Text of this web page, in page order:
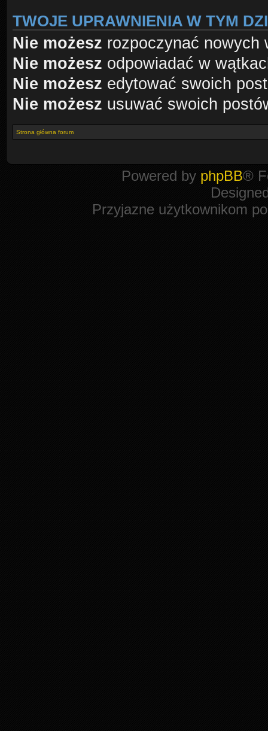
TWOJE UPRAWNIENIA W TYM
Nie możesz rozpoczynać nowych
Nie możesz odpowiadać w
Nie możesz edytować swoich
Nie możesz usuwać swoich
Strona główna forum
Powered by phpBB®
Przyjazne użytkownikom